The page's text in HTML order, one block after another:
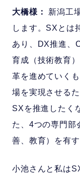
大橋様：
新潟工
します。SXとは
あり、DX推進、
育成（技術教育
革を進めていく
場を実現させる
SXを推進したく
た、4つの専門部
善、教育）を有
小池さんと私は